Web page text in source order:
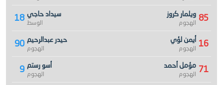
18 سيداد حاجي
الوسط
90 حيدر عبدالرحيم
الهجوم
9 أسو رستم
الهجوم
85 ويلمار كروز
الهجوم
16 أيمن لؤي
الهجوم
71 مؤمل أحمد
الهجوم